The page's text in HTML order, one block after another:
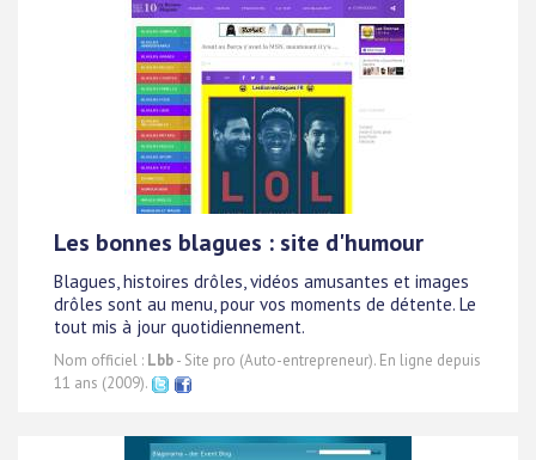
Les bonnes blagues : site d'humour
Blagues, histoires drôles, vidéos amusantes et images
drôles sont au menu, pour vos moments de détente. Le
tout mis à jour quotidiennement.
Nom officiel : Lbb- Site pro (Auto-entrepreneur). En ligne depuis
11 ans (2009).